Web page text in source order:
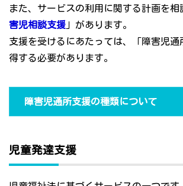
また、サービスの利用に関する計画を相
害児相談支援 」があります。
支援を受けるにあたっては、「障害児通
得する必要があります。
障害児通所支援の種類について
児童発達支援